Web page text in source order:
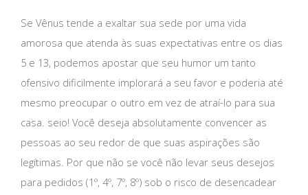
Se Vênus tende a exaltar sua sede por uma vida
amorosa que atenda às suas expectativas entre os dias
5 e 13, podemos apostar que seu humor um tanto
ofensivo dificilmente implorará a seu favor e poderia até
mesmo preocupar o outro em vez de atraí-lo para sua
casa. seio! Você deseja absolutamente convencer as
pessoas ao seu redor de que suas aspirações são
legítimas. Por que não se você não levar seus desejos
para pedidos (1º, 4º, 7º, 8º) sob o risco de desencadear